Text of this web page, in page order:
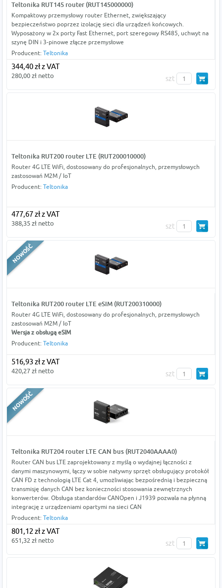
Teltonika RUT145 router (RUT145000000)
Kompaktowy przemysłowy router Ethernet, zwiększający
bezpieczeństwo poprzez izolację sieci dla urządzeń końcowych.
Wyposażony w 2x porty Fast Ethernet, port szeregowy RS485, uchwyt na
szynę DIN i 3-pinowe złącze przemysłowe
Producent: Teltonika
344,40 zł z VAT
280,00 zł netto szt
Teltonika RUT200 router LTE (RUT200010000)
Router 4G LTE WiFi, dostosowany do profesjonalnych, przemysłowych
zastosowań M2M / IoT
Producent: Teltonika
477,67 zł z VAT
388,35 zł netto szt
Teltonika RUT200 router LTE eSIM (RUT200310000)
Router 4G LTE WiFi, dostosowany do profesjonalnych, przemysłowych
zastosowań M2M / IoT
Wersja z obsługą eSIM
Producent: Teltonika
516,93 zł z VAT
420,27 zł netto szt
Teltonika RUT204 router LTE CAN bus (RUT2040AAAA0)
Router CAN bus LTE zaprojektowany z myślą o wydajnej łączności z
danymi maszynowymi, łączy w sobie natywny sprzęt obsługujący protokół
CAN FD z technologią LTE Cat 4, umożliwiając bezpośrednią i bezpieczną
transmisję danych CAN bez konieczności stosowania zewnętrznych
konwerterów. Obsługa standardów CANOpen i J1939 pozwala na płynną
integrację z urządzeniami opartymi na sieci CAN
Producent: Teltonika
801,12 zł z VAT
651,32 zł netto szt